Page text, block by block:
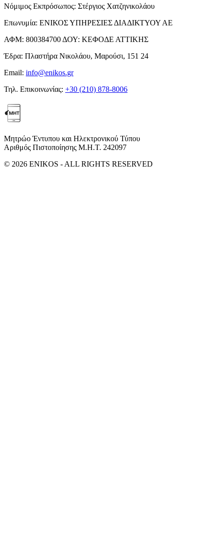
Νόμιμος Εκπρόσωπος: Στέργιος Χατζηνικολάου
Επωνυμία: ΕΝΙΚΟΣ ΥΠΗΡΕΣΙΕΣ ΔΙΑΔΙΚΤΥΟΥ ΑΕ
ΑΦΜ: 800384700 ΔΟΥ: ΚΕΦΟΔΕ ΑΤΤΙΚΗΣ
Έδρα: Πλαστήρα Νικολάου, Μαρούσι, 151 24
Email: info@enikos.gr
Τηλ. Επικοινωνίας: +30 (210) 878-8006
Μητρώο Έντυπου και Ηλεκτρονικού Τύπου
Αριθμός Πιστοποίησης Μ.Η.Τ. 242097
© 2026 ENIKOS - ALL RIGHTS RESERVED